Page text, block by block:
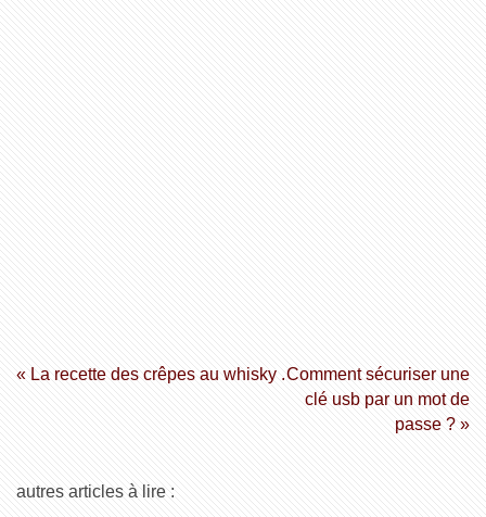
« La recette des crêpes au whisky .Comment sécuriser une
clé usb par un mot de
passe ? »
autres articles à lire :